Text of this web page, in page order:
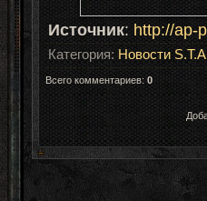
Источник: http://ap-
Категория: Новости
Всего комментариев: 0